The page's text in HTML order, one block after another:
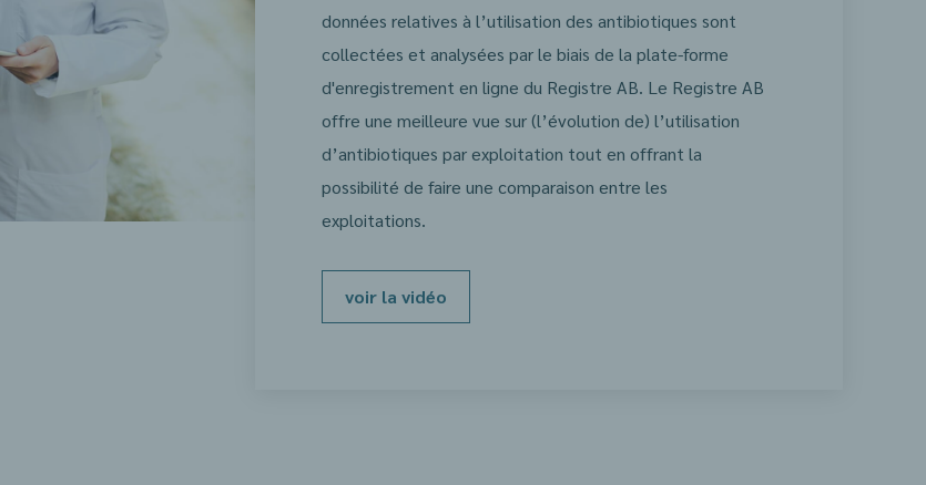
données relatives à l’utilisation des antibiotiques sont
collectées et analysées par le biais de la plate-forme
d'enregistrement en ligne du Registre AB. Le Registre AB
offre une meilleure vue sur (l’évolution de) l’utilisation
d’antibiotiques par exploitation tout en offrant la
possibilité de faire une comparaison entre les
exploitations.
voir la vidéo